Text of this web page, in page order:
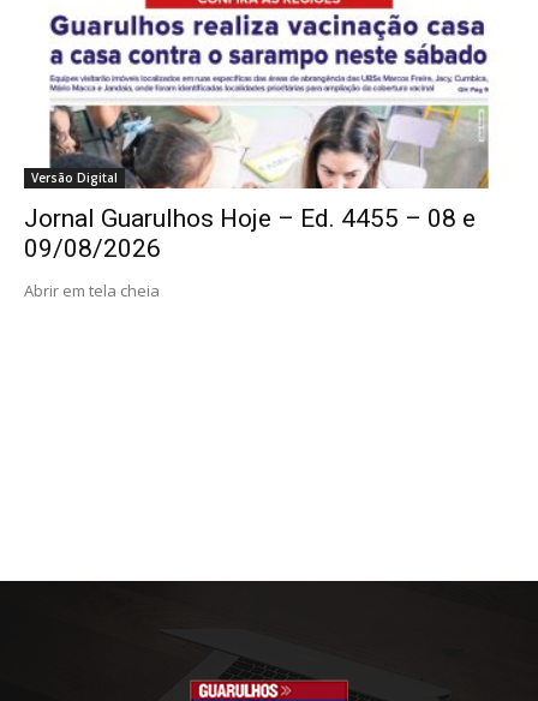
Versão Digital
Jornal Guarulhos Hoje – Ed. 4455 – 08 e
09/08/2026
Abrir em tela cheia